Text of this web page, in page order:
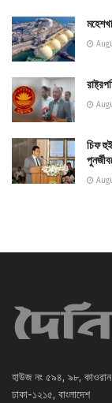
চিফ
হাউজ নং ৫৯৪, ৯৮, কাওরান
ঢাকা-১২১৫, বাংলাদেশ